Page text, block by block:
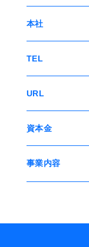
本社
TEL
URL
資本金
事業内容